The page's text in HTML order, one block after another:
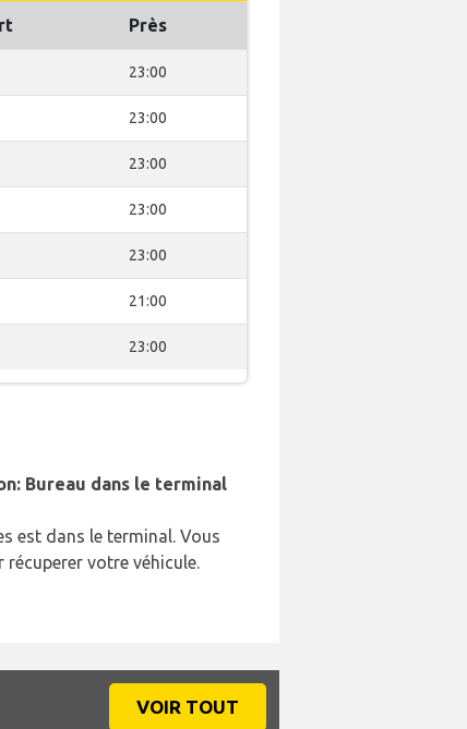
Près
23:00
23:00
23:00
23:00
23:00
21:00
23:00
Bureau dans le terminal
est dans le terminal. Vous
votre véhicule.
VOIR TOUT